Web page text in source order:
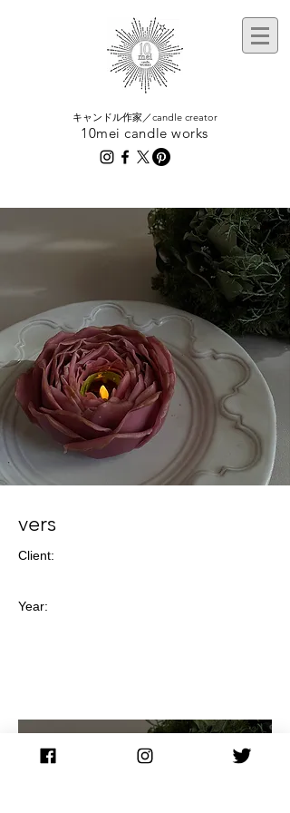
​キャンドル作家／candle creator
10mei candle works
vers
Client:
Year: